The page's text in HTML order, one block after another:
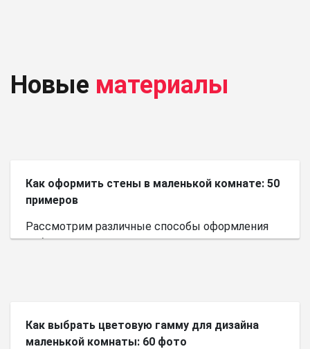
Новые материалы
Как оформить стены в маленькой комнате: 50
примеров
Рассмотрим различные способы оформления
небольшого пространства.
Как выбрать цветовую гамму для дизайна
маленькой комнаты: 60 фото